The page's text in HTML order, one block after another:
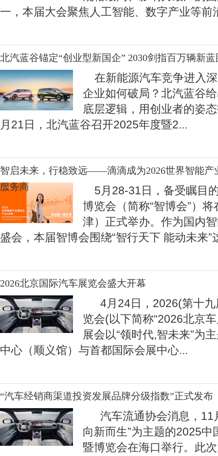
一，本届大会聚焦人工智能、数字产业等前
北汽蓝谷锚定“创业型新国企” 2030剑指百万辆新蓝
在新能源汽车竞争进入
企业如何破局？北汽蓝谷
底层逻辑，用创业者的姿
月21日，北汽蓝谷召开2025年度暨2...
智启未来，行稳致远——滴滴成为2026世界智能产
服务商
5月28-31日，备受瞩目
博览会（简称“智博会”）
津）正式举办。作为国内
盛会，本届智博会围绕“智行天下 能动未来”
2026北京国际汽车展览会盛大开幕
4月24日，2026(第十九
览会(以下简称“2026北京
展会以“领时代,智未来”为
中心（顺义馆）与首都国际会展中心...
“汽车经销商渠道投资发展品牌分级指数”正式发布
汽车流通协会消息，11
向新而生”为主题的2025
暨博览会在海口举行。此